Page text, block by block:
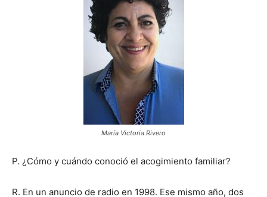
María Victoria Rivero
P. ¿Cómo y cuándo conoció el acogimiento familiar?
R. En un anuncio de radio en 1998. Ese mismo año, dos